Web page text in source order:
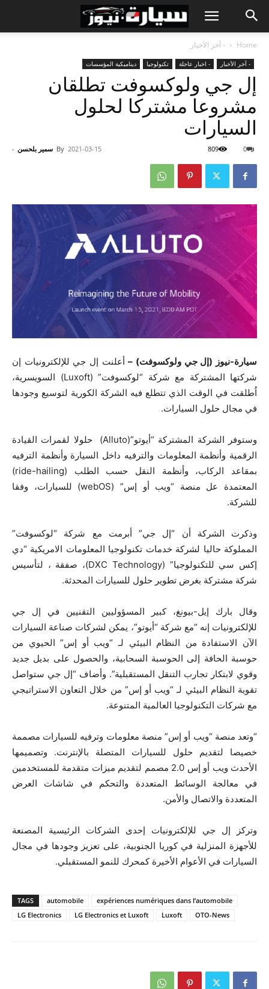
Home - آخر الأخبار
- آخر الأخبار - اخبار عاجلة تكنولوجيا ديناميكية المؤسسات
إل جي ولوكسوفت تطلقان
مشروعا مشتركا لحلول
السيارات
By سمير بلحسن - 2021-03-15 0
809
سيارة-نيوز (إل جي ولوكسوفت) –أعلنت إل جي للإلكترونيات إن
شركتها المشتركة مع شركة “لوكسوفت” (Luxoft) السويسرية،
اُطلقت في الوقت الذي تتطلع فيه الشركة الكورية لتوسيع وجودها
في مجال حلول السيارات.
وستوفر الشركة المشتركة “أيوتو”(Alluto) حلولا لقمرات القيادة
الرقمية وأنظمة المعلومات والترفيه داخل السيارة وأنظمة الترفيه
بمقاعد الركاب، وأنظمة النقل حسب الطلب (ride-hailing)
المعتمدة عل منصة “ويب أو إس” (webOS) للسيارات، وفقا
للشركة.
وذكرت الشركة أن “إل جي” أبرمت مع شركة “لوكسوفت”
المملوكة حاليا لشركة خدمات تكنولوجيا المعلومات الامريكية “دي
إكس سي للتكنولوجيا” (DXC Technology)، صفقة ، لتأسيس
شركة مشتركة بغرض تطوير حلول للسيارات المحدثة.
وقال بارك إيل-بيونغ، كبير المسؤوليين التقنيين في إل جي
للإلكترونيات إنه “مع شركة “أيوتو”، يمكن لشركات صناعة السيارات
الآن الاستفادة من النظام البيئي لـ “ويب أو إس” الحيوي من
حوسبة الحافة إلى الحوسبة السحابية، والحصول على بديل جديد
وقوي لابتكار تجارب التنقل المستقبلية”. وأضاف “إل جي ستواصل
تقوية النظام البيئي لـ “ويب أو إس” من خلال التعاون الاستراتيجي
مع شركات التكنولوجيا العالمية المتنوعة.
“وتعد منصة “ويب أو إس” منصة معلومات وترفيه للسيارات مصممة
خصيصا لتقديم حلول للسيارات المتصلة بالإنترنت. وتصميمها
الأحدث ويب أو إس 2.0 مصمم لتقديم ميزات متقدمة للمستخدمين
في معالجة الوسائط المتعددة والتحكم في شاشات العرض
المتعددة والاتصال والأمن.
وتركز إل جي للإلكترونيات إحدى الشركات الرئيسية المصنعة
للأجهزة المنزلية في كوريا الجنوبية، على تعزيز وجودها في مجال
السيارات في الأعوام الأخيرة كمحرك للنمو المستقبلي.
TAGS automobile
expériences numériques dans l’automobile
LG Electronics
LG Electronics et Luxoft Luxoft OTO-News